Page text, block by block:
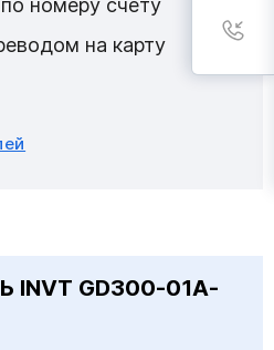
по номеру счету
на карту
GD300-01A-